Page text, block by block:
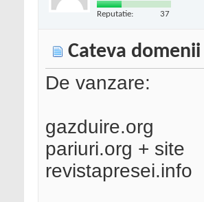
Reputatie: 37
Cateva
De vanzare:
gazduire.org
pariuri.org + site
revistapresei.info